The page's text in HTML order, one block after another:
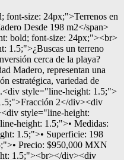
font-size: 24px;">Terrenos en
Desde 198 m2</span>
bold; font-size: 24px;"><br>
1.5;">¿Buscas un terreno
cerca de la playa?
Madero, representan una
estratégica, variedad de
style="line-height: 1.5;">
2</div><div
style="line-height:
height: 1.5;">• Medidas:
1.5;">• Superficie: 198
Precio: $950,000 MXN
1.5;"><br></div><div